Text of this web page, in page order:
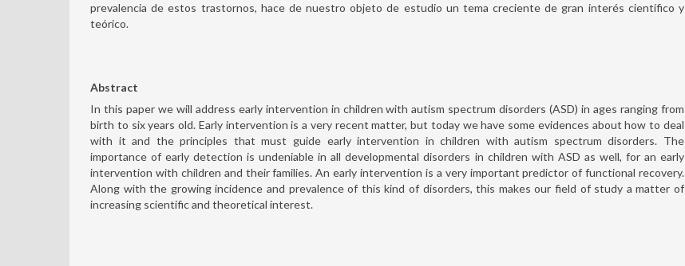
prevalencia de estos trastornos, hace de nuestro objeto de estudio un tema creciente de gran interés científico y
teórico.
Abstract
In this paper we will address early intervention in children with autism spectrum disorders (ASD) in ages ranging from
birth to six years old. Early intervention is a very recent matter, but today we have some evidences about how to deal
with it and the principles that must guide early intervention in children with autism spectrum disorders. The
importance of early detection is undeniable in all developmental disorders in children with ASD as well, for an early
intervention with children and their families. An early intervention is a very important predictor of functional recovery.
Along with the growing incidence and prevalence of this kind of disorders, this makes our field of study a matter of
increasing scientific and theoretical interest.